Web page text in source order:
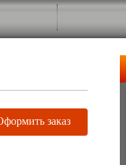
заказ